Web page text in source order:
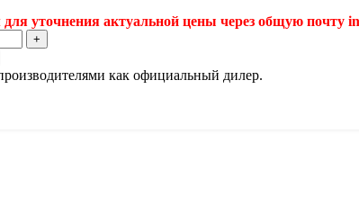
уточнения актуальной цены через общую почту
как официальный дилер.